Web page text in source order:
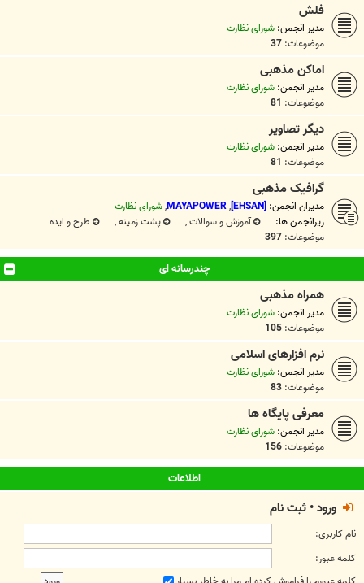
فلش
مدیر انجمن: شورای نظارت
موضوعات: 37
اماکن مذهبی
مدیر انجمن: شورای نظارت
موضوعات: 81
دیگر تصاویر
مدیر انجمن: شورای نظارت
موضوعات: 81
گرافیک مذهبی
مدیران انجمن: [EHSAN]
,
MAYAPOWER
,شورای نظارت
زیرانجمن ها:
آموزش و سوالات, پشت زمینه,
طرح و ایده
موضوعات: 397
چندرسانه ای
همراه مذهبی
مدیر انجمن: شورای نظارت
موضوعات: 105
نرم افزارهای اسلامی
مدیر انجمن: شورای نظارت
موضوعات: 83
معرفی پايگاه ها
مدیر انجمن: شورای نظارت
موضوعات: 156
اطلاعات
ورود• ثبت نام
نام کاربری:
کلمه عبور: